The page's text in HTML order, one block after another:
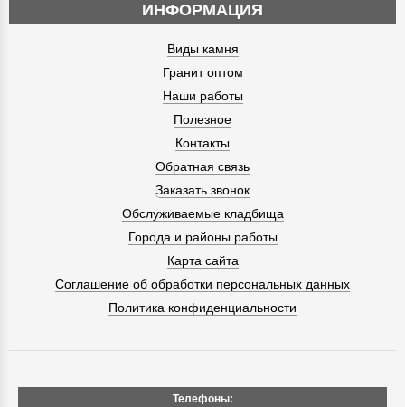
ИНФОРМАЦИЯ
Виды камня
Гранит оптом
Наши работы
Полезное
Контакты
Обратная связь
Заказать звонок
Обслуживаемые кладбища
Города и районы работы
Карта сайта
Соглашение об обработки персональных данных
Политика конфиденциальности
Телефоны: